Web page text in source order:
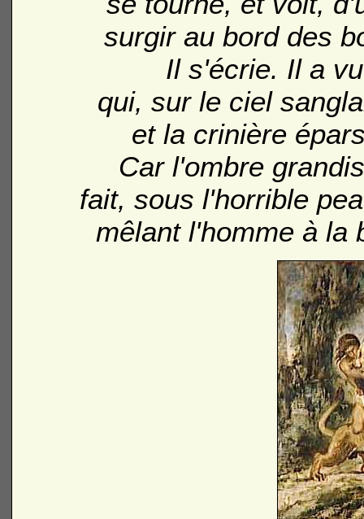
surgir au bord des
Il s'écrie. Il a
qui, sur le ciel
et la crinière
Car l'ombre
fait, sous l'horrible
mêlant l'homme à la